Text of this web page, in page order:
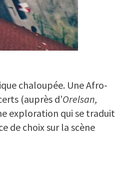
chaloupée. Une Afro-
(auprès d’Orelsan,
exploration qui se traduit
de choix sur la scène